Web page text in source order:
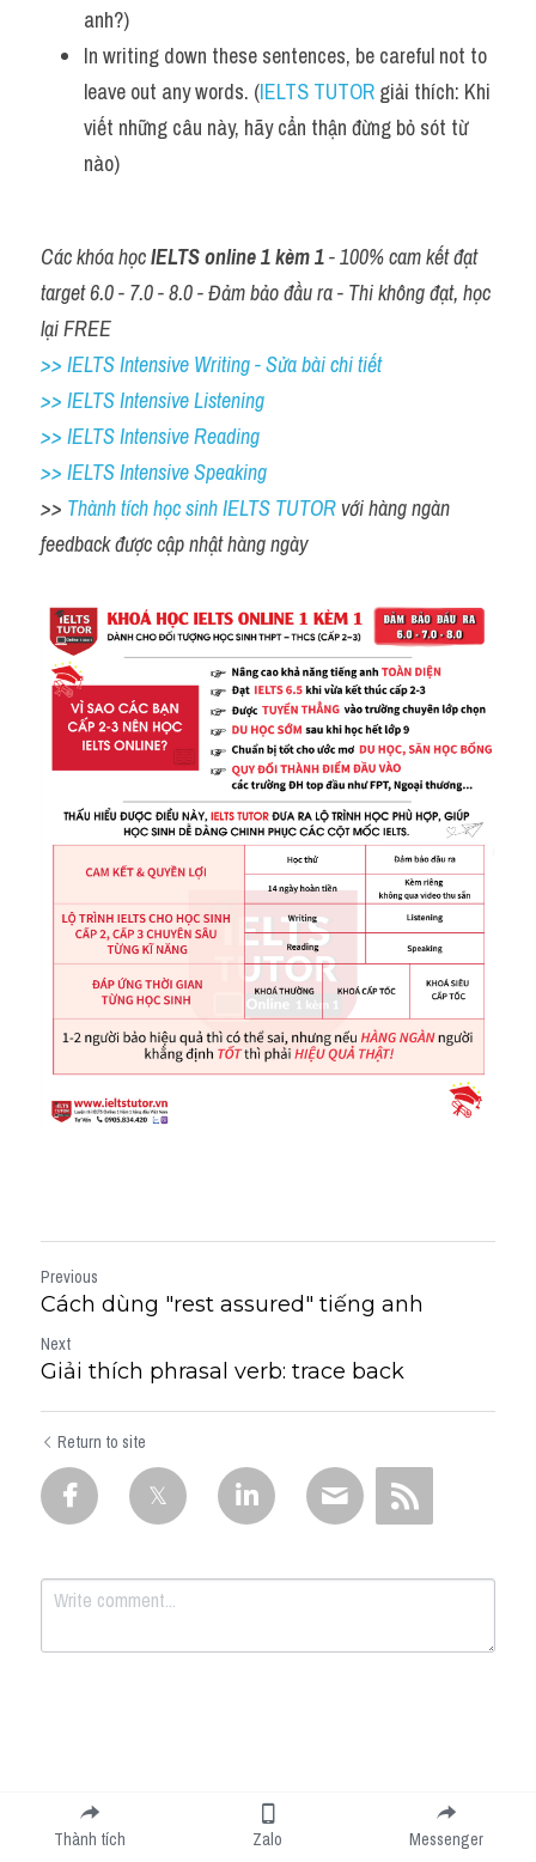
anh?)
In writing down these sentences, be careful not to
leave out any words. (IELTS TUTOR giải thích: Khi
viết những câu này, hãy cẩn thận đừng bỏ sót từ
nào)
Các khóa học IELTS online 1 kèm 1 - 100% cam kết đạt
target 6.0 - 7.0 - 8.0 - Đảm bảo đầu ra - Thi không đạt, học
lại FREE
>> IELTS Intensive Writing - Sửa bài chi tiết
>> IELTS Intensive Listening
>> IELTS Intensive Reading
>> IELTS Intensive Speaking
>> Thành tích học sinh IELTS TUTOR với hàng ngàn
feedback được cập nhật hàng ngày
Previous
Cách dùng "rest assured" tiếng anh
Next
Giải thích phrasal verb: trace back
Return to site
Submit
Thành tích Zalo Messenger